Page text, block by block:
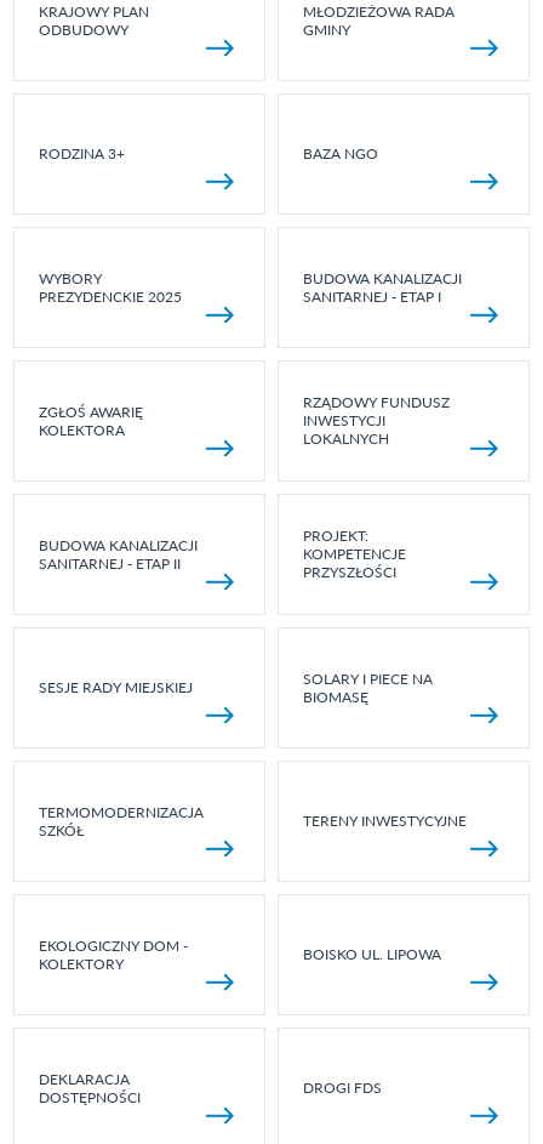
KRAJOWY PLAN
ODBUDOWY
MŁODZIEŻOWA RADA
GMINY
RODZINA 3+ BAZA NGO
WYBORY
PREZYDENCKIE 2025
BUDOWA KANALIZACJI
SANITARNEJ - ETAP I
ZGŁOŚ AWARIĘ
KOLEKTORA
RZĄDOWY FUNDUSZ
INWESTYCJI
LOKALNYCH
BUDOWA KANALIZACJI
SANITARNEJ - ETAP II
PROJEKT:
KOMPETENCJE
PRZYSZŁOŚCI
SESJE RADY MIEJSKIEJ
SOLARY I PIECE NA
BIOMASĘ
TERMOMODERNIZACJA
SZKÓŁ
TERENY INWESTYCYJNE
EKOLOGICZNY DOM -
KOLEKTORY
BOISKO UL. LIPOWA
DEKLARACJA
DOSTĘPNOŚCI
DROGI FDS